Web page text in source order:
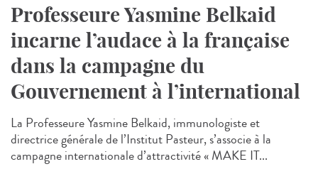
Professeure Yasmine Belkaid
incarne l’audace à la française
dans la campagne du
Gouvernement à l’international
La Professeure Yasmine Belkaid, immunologiste et
directrice générale de l’Institut Pasteur, s’associe à la
campagne internationale d’attractivité « MAKE IT...